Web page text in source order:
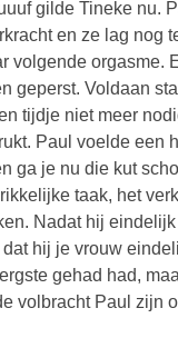
gilde Tineke nu.
en ze lag nog
volgende
geperst. Voldaan
tijdje niet meer
Paul voelde een
ga je nu die kut
taak, het
Nadat hij
hij je vrouw
gehad had,
volbracht Paul zijn